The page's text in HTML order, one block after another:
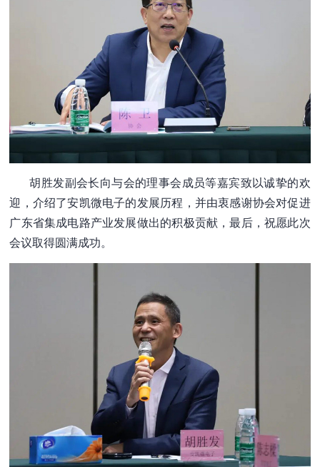
胡胜发副会长向与会的理事会成员等嘉宾致以诚挚的欢
迎，介绍了安凯微电子的发展历程，并由衷感谢协会对促进
广东省集成电路产业发展做出的积极贡献，最后，祝愿此次
会议取得圆满成功。